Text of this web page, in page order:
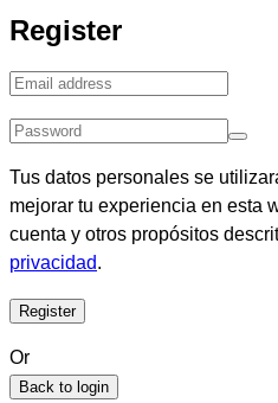
Register
Tus datos personales se
mejorar tu experiencia en esta
cuenta y otros propósitos
privacidad.
Or
Back to login